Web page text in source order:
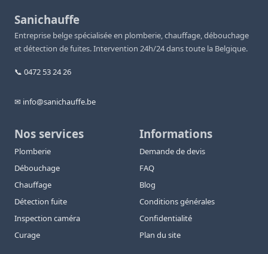
Sanichauffe
Entreprise belge spécialisée en plomberie, chauffage, débouchage
et détection de fuites. Intervention 24h/24 dans toute la Belgique.
📞 0472 53 24 26
✉ info@sanichauffe.be
Nos services
Plomberie
Débouchage
Chauffage
Détection fuite
Inspection caméra
Curage
Informations
Demande de devis
FAQ
Blog
Conditions générales
Confidentialité
Plan du site